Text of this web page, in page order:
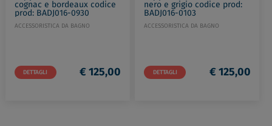
cognac e bordeaux codice
prod: BADJ016-0930
ACCESSORISTICA DA BAGNO
DETTAGLI € 125,00
nero e grigio codice prod:
BADJ016-0103
ACCESSORISTICA DA BAGNO
DETTAGLI € 125,00